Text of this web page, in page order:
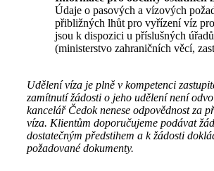
Údaje o pasových a vízových
přibližných lhůt pro vyřízení víz
jsou k dispozici u příslušných
(ministerstvo zahraničních věcí,
Udělení víza je plně v kompetenci
zamítnutí žádosti o jeho udělení není
kancelář Čedok nenese odpovědnost za
víza. Klientům doporučujeme podávat
dostatečným předstihem a k žádosti
požadované dokumenty.